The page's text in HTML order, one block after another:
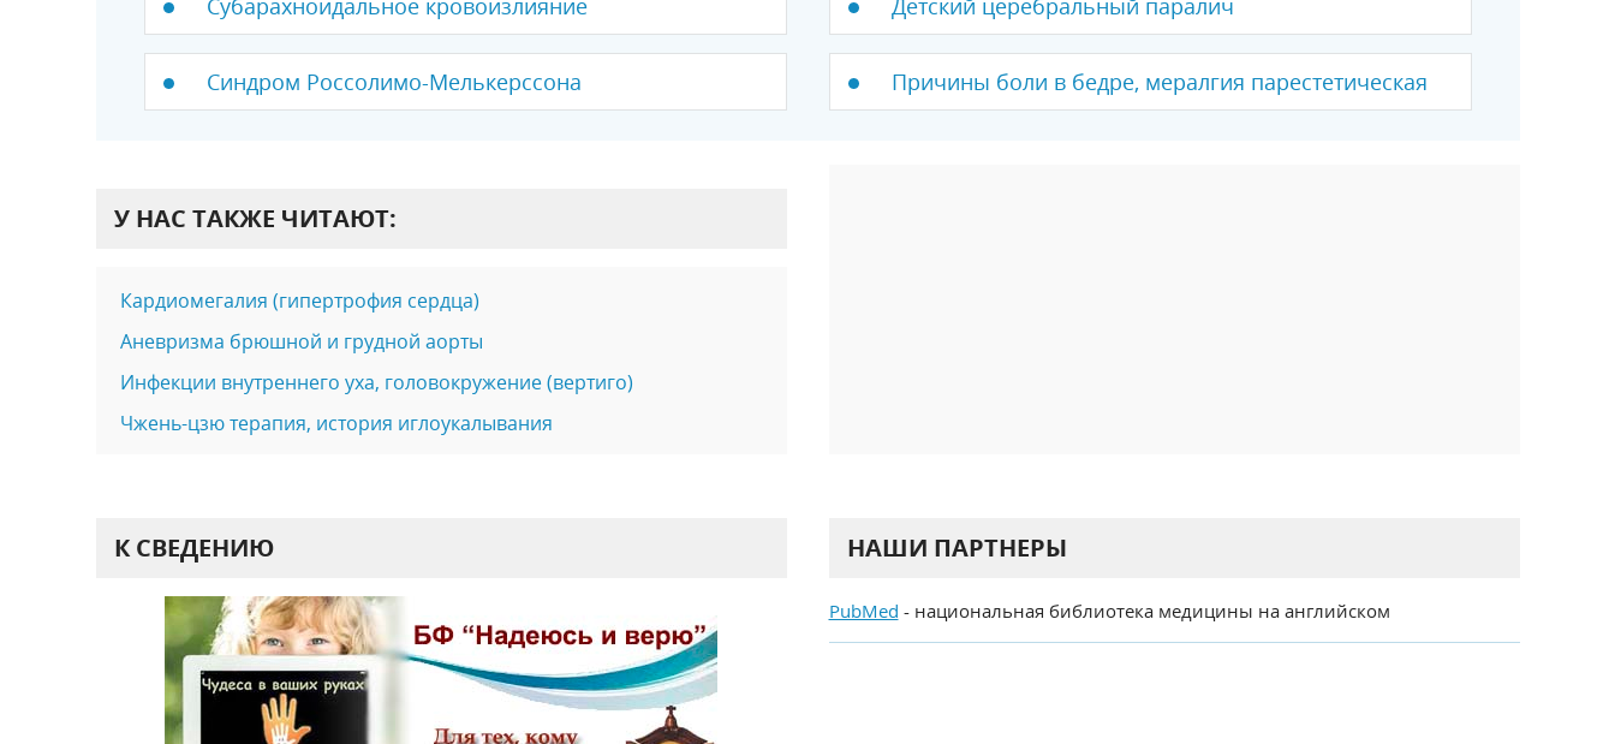
Синдром Россолимо-Мелькерссона Причины боли в бедре, мералгия парестетическая
У НАС ТАКЖЕ ЧИТАЮТ:
Кардиомегалия (гипертрофия сердца)
Аневризма брюшной и грудной аорты
Инфекции внутреннего уха, головокружение (вертиго)
Чжень-цзю терапия, история иглоукалывания
К СВЕДЕНИЮ НАШИ ПАРТНЕРЫ
PubMed - национальная библиотека медицины на английском